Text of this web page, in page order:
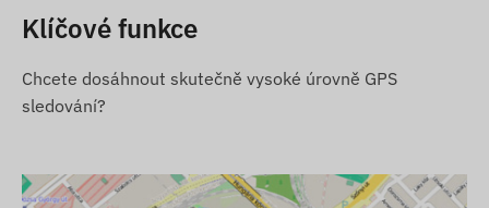
TELTONIKA FMC150-E 4G LTE CANBUS GPS
sledovač vozidel
Elektrické a komunikační kabely
Návod k obsluze
Pro normální provoz zařízení je nutné aktivní
Klíčové funkce
Chcete dosáhnout skutečně vysoké úrovně GPS
sledování?